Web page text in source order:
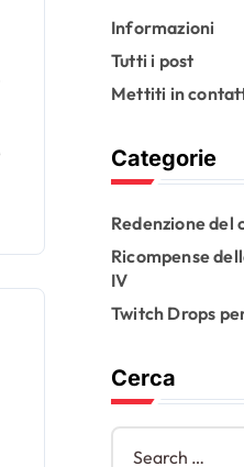
Informazioni
Tutti i post
Mettiti in
Categorie
Redenzione del
Ricompense
IV
Twitch Drops
Cerca
S